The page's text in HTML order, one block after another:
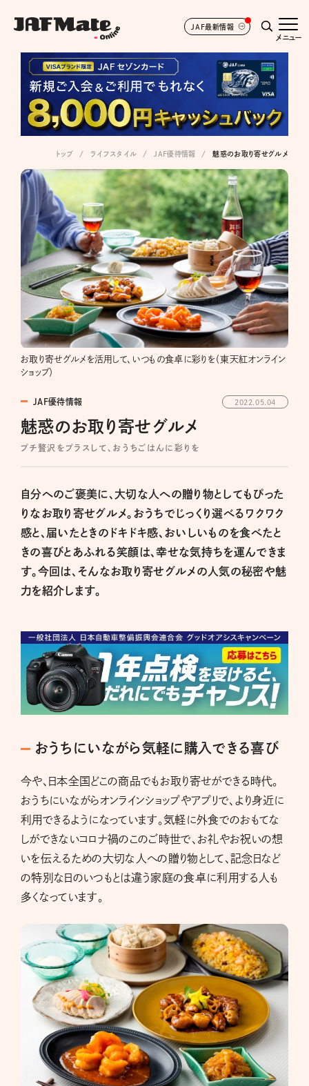
JAF最新情報
メニュー
トップ ライフスタイル JAF優待情報 魅惑のお取り寄せグルメ
お取り寄せグルメを活用して、いつもの食卓に彩りを（東天紅オンライン
ショップ）
JAF優待情報 2022.05.04
魅惑のお取り寄せグルメ
プチ贅沢をプラスして、おうちごはんに彩りを
自分へのご褒美に、大切な人への贈り物としてもぴった
りなお取り寄せグルメ。おうちでじっくり選べるワクワク
感と、届いたときのドキドキ感、おいしいものを食べたと
きの喜びとあふれる笑顔は、幸せな気持ちを運んできま
す。今回は、そんなお取り寄せグルメの人気の秘密や魅
力を紹介します。
おうちにいながら気軽に購入できる喜び
今や、日本全国どこの商品でもお取り寄せができる時代。
おうちにいながらオンラインショップやアプリで、より身近に
利用できるようになっています。気軽に外食でのおもてな
しができないコロナ禍のこのご時世で、お礼やお祝いの想
いを伝えるための大切な人への贈り物として、記念日など
の特別な日のいつもとは違う家庭の食卓に利用する人も
多くなっています。